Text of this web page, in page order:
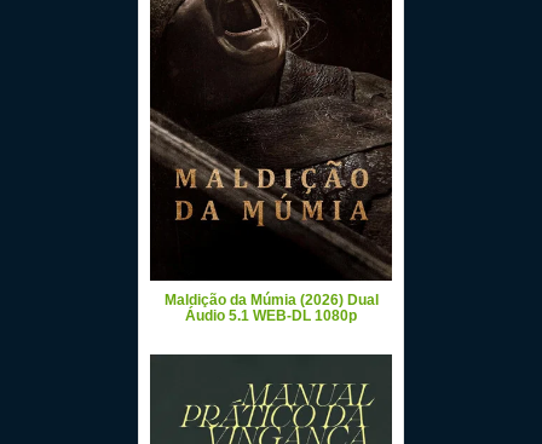
Maldição da Múmia (2026) Dual
Áudio 5.1 WEB-DL 1080p